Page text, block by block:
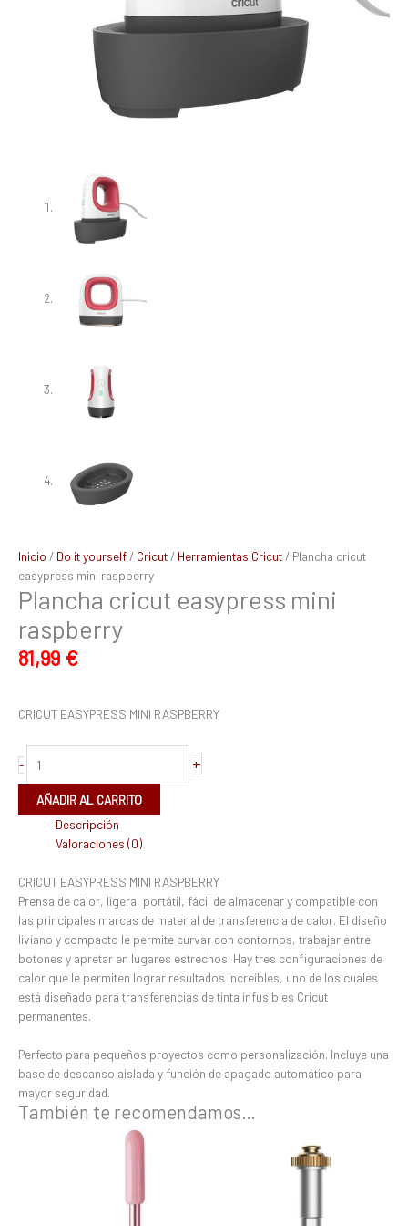
Inicio / Do it yourself / Cricut / Herramientas Cricut / Plancha cricut
easypress mini raspberry
Plancha cricut easypress mini
raspberry
81,99 €
CRICUT EASYPRESS MINI RASPBERRY
- +
AÑADIR AL CARRITO
Descripción
Valoraciones (0)
CRICUT EASYPRESS MINI RASPBERRY
Prensa de calor, ligera, portátil, fácil de almacenar y compatible con
las principales marcas de material de transferencia de calor. El diseño
liviano y compacto le permite curvar con contornos, trabajar entre
botones y apretar en lugares estrechos. Hay tres configuraciones de
calor que le permiten lograr resultados increíbles, uno de los cuales
está diseñado para transferencias de tinta infusibles Cricut
permanentes.
Perfecto para pequeños proyectos como personalización. Incluye una
base de descanso aislada y función de apagado automático para
mayor seguridad.
También te recomendamos…